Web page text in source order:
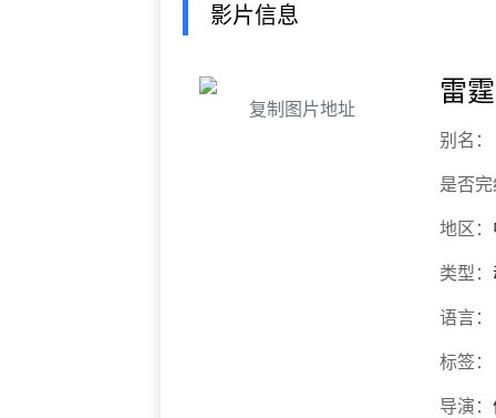
影片信息
复制图片地址
雷
别名：
是否
地区：
类型：
语言：
标签：
导演：